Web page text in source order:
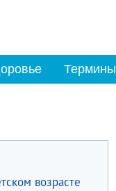
Термины
возрасте